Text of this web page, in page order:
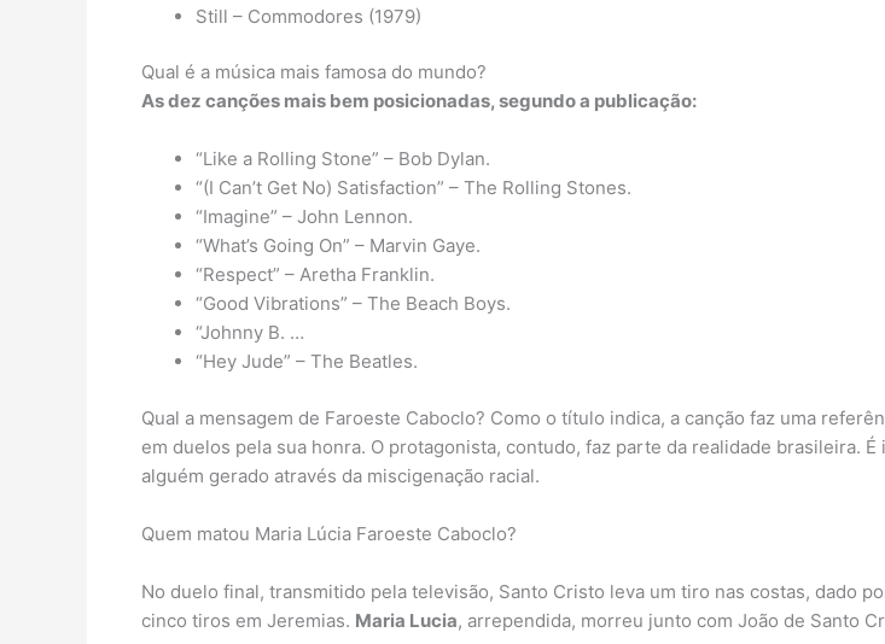
Still – Commodores (1979)
Qual é a música mais famosa do mundo?
As dez canções mais bem posicionadas, segundo a publicação:
“Like a Rolling Stone” – Bob Dylan.
“(I Can’t Get No) Satisfaction” – The Rolling Stones.
“Imagine” – John Lennon.
“What’s Going On” – Marvin Gaye.
“Respect” – Aretha Franklin.
“Good Vibrations” – The Beach Boys.
“Johnny B. …
“Hey Jude” – The Beatles.
Qual a mensagem de Faroeste Caboclo? Como o título indica, a canção faz uma
em duelos pela sua honra. O protagonista, contudo, faz parte da realidade brasileira. É
alguém gerado através da miscigenação racial.
Quem matou Maria Lúcia Faroeste Caboclo?
No duelo final, transmitido pela televisão, Santo Cristo leva um tiro nas costas, dado
cinco tiros em Jeremias. Maria Lucia, arrependida, morreu junto com João de Santo